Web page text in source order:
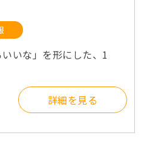
いな」を形にした、1
詳細を見る